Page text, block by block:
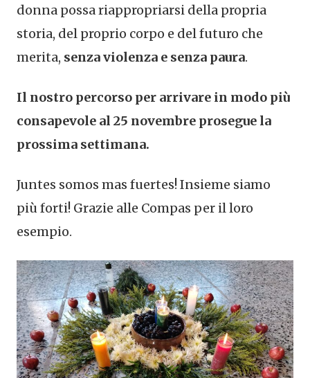
donna possa riappropriarsi della propria
storia, del proprio corpo e del futuro che
merita, senza violenza e senza paura.
Il nostro percorso per arrivare in modo più
consapevole al 25 novembre prosegue la
prossima settimana.
Juntes somos mas fuertes! Insieme siamo
più forti! Grazie alle Compas per il loro
esempio.